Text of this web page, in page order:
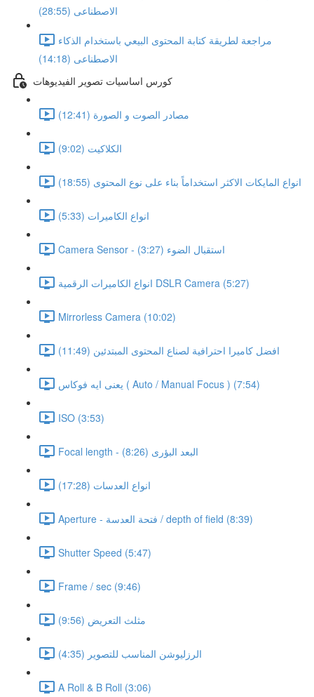
الاصطناعى (28:55)
مراجعة لطريقة كتابة المحتوى البيعي باستخدام الذكاء
الاصطناعى (14:18)
كورس اساسيات تصوير الفيديوهات
مصادر الصوت و الصورة (12:41)
الكلاكيت (9:02)
انواع المايكات الاكثر استخداماً بناء على نوع المحتوى (18:55)
انواع الكاميرات (5:33)
Camera Sensor - استقبال الضوء (3:27)
انواع الكاميرات الرقمية DSLR Camera (5:27)
Mirrorless Camera (10:02)
افضل كاميرا احترافية لصناع المحتوى المبتدئين (11:49)
يعنى ايه فوكاس ( Auto / Manual Focus ) (7:54)
ISO (3:53)
Focal length - البعد البؤرى (8:26)
انواع العدسات (17:28)
Aperture - فتحة العدسة / depth of field (8:39)
Shutter Speed (5:47)
Frame / sec (9:46)
مثلث التعريض (9:56)
الرزليوشن المناسب للتصوير (4:35)
A Roll & B Roll (3:06)